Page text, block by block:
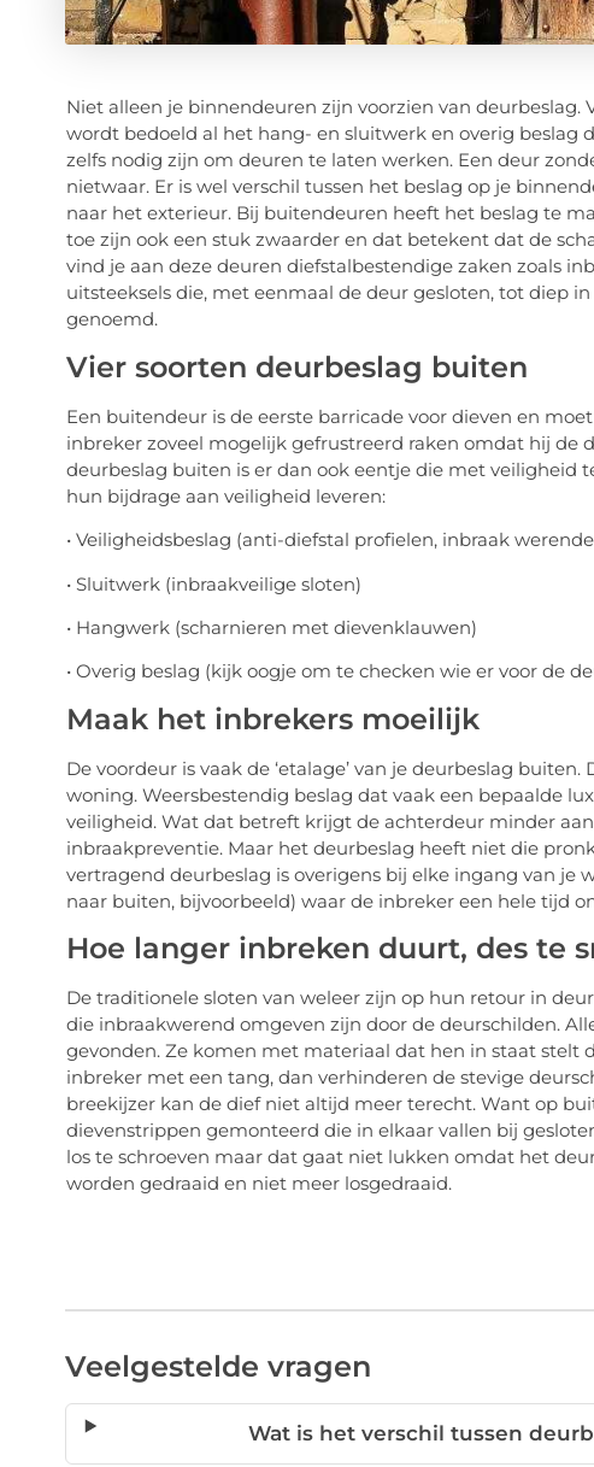
Niet alleen je binnendeuren zijn voorzien van deurbeslag.
wordt bedoeld al het hang- en sluitwerk en overig beslag
zelfs nodig zijn om deuren te laten werken. Een deur
nietwaar. Er is wel verschil tussen het beslag op je
naar het exterieur. Bij buitendeuren heeft het beslag te
toe zijn ook een stuk zwaarder en dat betekent dat de
vind je aan deze deuren diefstalbestendige zaken zoals
uitsteeksels die, met eenmaal de deur gesloten, tot diep
genoemd.
Vier soorten deurbeslag buiten
Een buitendeur is de eerste barricade voor dieven en
inbreker zoveel mogelijk gefrustreerd raken omdat hij de
deurbeslag buiten is er dan ook eentje die met veiligheid
hun bijdrage aan veiligheid leveren:
• Veiligheidsbeslag (anti-diefstal profielen, inbraak
• Sluitwerk (inbraakveilige sloten)
• Hangwerk (scharnieren met dievenklauwen)
• Overig beslag (kijk oogje om te checken wie er voor de
Maak het inbrekers moeilijk
De voordeur is vaak de ‘etalage’ van je deurbeslag
woning. Weersbestendig beslag dat vaak een bepaalde
veiligheid. Wat dat betreft krijgt de achterdeur minder
inbraakpreventie. Maar het deurbeslag heeft niet die
vertragend deurbeslag is overigens bij elke ingang van je
naar buiten, bijvoorbeeld) waar de inbreker een hele tijd
Hoe langer inbreken duurt, des te
De traditionele sloten van weleer zijn op hun retour in
die inbraakwerend omgeven zijn door de deurschilden.
gevonden. Ze komen met materiaal dat hen in staat stelt
inbreker met een tang, dan verhinderen de stevige
breekijzer kan de dief niet altijd meer terecht. Want op
dievenstrippen gemonteerd die in elkaar vallen bij
los te schroeven maar dat gaat niet lukken omdat het
worden gedraaid en niet meer losgedraaid.
Veelgestelde vragen
Wat is het verschil tussen